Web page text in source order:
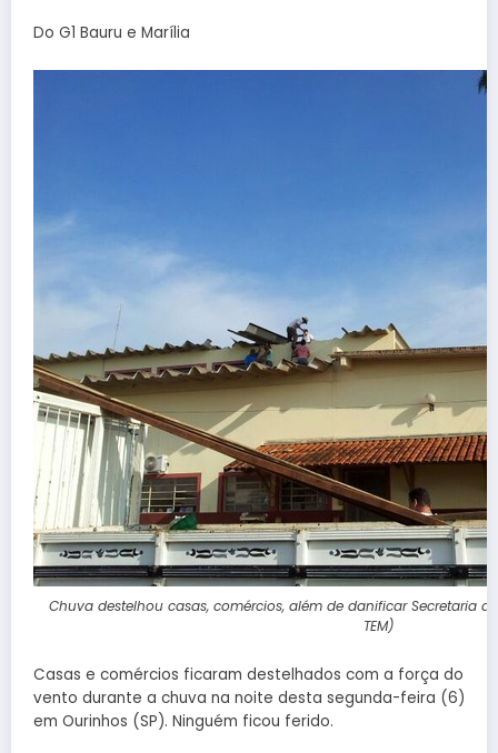
Do G1 Bauru e Marília
Chuva destelhou casas, comércios, além de danificar Secretaria
TEM)
Casas e comércios ficaram destelhados com a força do
vento durante a chuva na noite desta segunda-feira (6)
em Ourinhos (SP). Ninguém ficou ferido.